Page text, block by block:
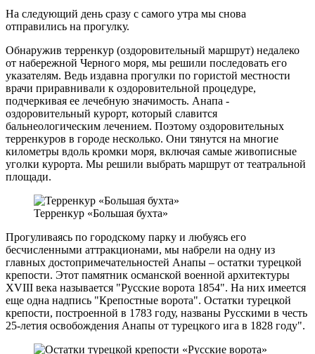
На следующий день сразу с самого утра мы снова
отправились на прогулку.
Обнаружив терренкур (оздоровительный маршрут) недалеко
от набережной Черного моря, мы решили последовать его
указателям. Ведь издавна прогулки по гористой местности
врачи приравнивали к оздоровительной процедуре,
подчеркивая ее лечебную значимость. Анапа -
оздоровительный курорт, который славится
бальнеологическим лечением. Поэтому оздоровительных
терренкуров в городе несколько. Они тянутся на многие
километры вдоль кромки моря, включая самые живописные
уголки курорта. Мы решили выбрать маршрут от театральной
площади.
Терренкур «Большая бухта»
Прогуливаясь по городскому парку и любуясь его
бесчисленными аттракционами, мы набрели на одну из
главных достопримечательностей Анапы – остатки турецкой
крепости. Этот памятник османской военной архитектуры
XVIII века называется "Русские ворота 1854". На них имеется
еще одна надпись "Крепостные ворота". Остатки турецкой
крепости, построенной в 1783 году, названы Русскими в честь
25-летия освобождения Анапы от турецкого ига в 1828 году".